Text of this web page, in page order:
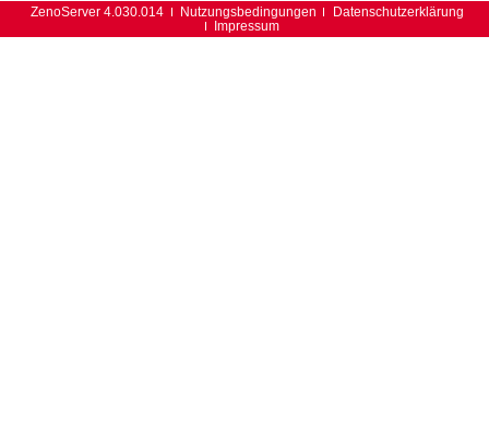
ZenoServer 4.030.014 Nutzungsbedingungen
Datenschutzerklärung
Impressum